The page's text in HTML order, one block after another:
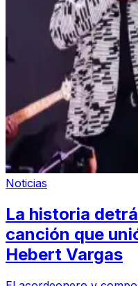
Noticias
La historia
canción que
Hebert Vargas